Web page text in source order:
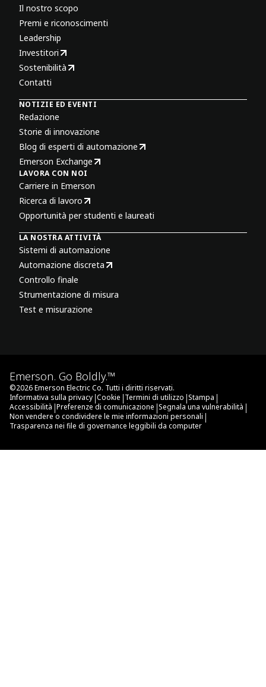
Il nostro scopo
Premi e riconoscimenti
Leadership
Investitori
Sostenibilità
Contatti
NOTIZIE ED EVENTI
Redazione
Storie di innovazione
Blog di esperti di automazione
Emerson Exchange
LAVORA CON NOI
Carriere in Emerson
Ricerca di lavoro
Opportunità per studenti e laureati
LA NOSTRA ATTIVITÀ
Sistemi di automazione
Automazione discreta
Controllo finale
Strumentazione di misura
Test e misurazione
Emerson. Go Boldly.™
©2026Emerson Electric Co. Tutti i diritti riservati.
Informativa sulla privacy |Cookie |Termini di utilizzo |Stampa |
Accessibilità |Preferenze di comunicazione |Segnala una vulnerabilità |
Non vendere o condividere le mie informazioni personali |
Trasparenza nei file di governance leggibili da computer